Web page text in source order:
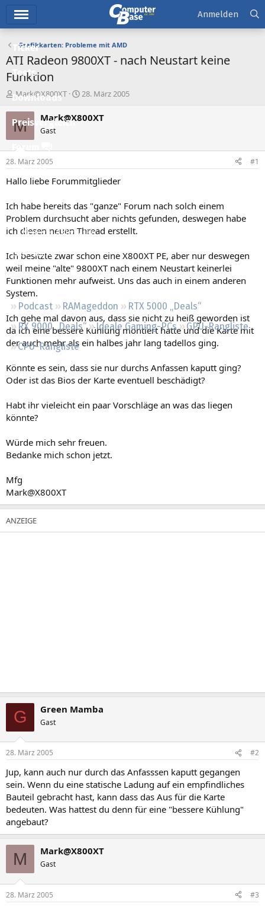
Ticker
Tests
Downloads
Preisvergleich
Forum
Aktuelles
Neue Beiträge
Neueste Aktivitäten
Leserartikel
Regeln
Podcast RAMageddon
RTX 5000 „Deals“
RX 9000 „Deals“
Ideale Gaming-PCs
GPU-Rangliste
CPU-Rangliste
Anmelden
Grafikkarten: Probleme mit AMD
ATI Radeon 9800XT - nach Neustart keine
Funktion
E
r
s
t
e
r
Mark@X800XT
E
s
t
a
28. März 2005
M Mark@X800XT
Gast
28. März 2005 #1
Hallo liebe Forummitglieder
Ich habe bereits das "ganze" Forum nach solch einem
Problem durchsucht aber nichts gefunden, deswegen habe
ich diesen neuen Thread erstellt.
Ich besitzte zwar schon eine X800XT PE, aber nur deswegen
weil meine "alte" 9800XT nach einem Neustart keinerlei
Funktionen mehr aufweist. Uns das auch in einem anderen
System.
Ich gehe mal davon aus, dass sie nicht zu heiß geworden ist
da ich eine bessere Kühlung montiert hatte und die Karte mit
der auch mehr als ein halbes jahr lang tadellos ging.
Könnte es sein, dass sie nur durchs Anfassen kaputt ging?
Oder ist das Bios der Karte eventuell beschädigt?
Habt ihr vieleicht ein paar Vorschläge an was das liegen
könnte?
Würde mich sehr freuen.
Bedanke mich schon jetzt.
Mfg
Mark@X800XT
G Green Mamba
Gast
28. März 2005 #2
Jup, kann auch nur durch das Anfasssen kaputt gegangen
sein. Wenn du eine statische Ladung auf ein empfindliches
Bauteil gebracht hast, kann dass das Aus für die Karte
bedeuten. Was hattest du denn für eine "bessere Kühlung"
angebaut?
M Mark@X800XT
Gast
28. März 2005 #3